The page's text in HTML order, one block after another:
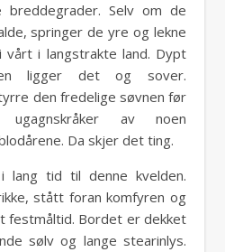
breddegrader. Selv om de
springer de yre og lekne
i langstrakte land. Dypt
ligger det og sover.
den fredelige søvnen før
av noen
Da skjer det ting.
lang tid til denne kvelden.
stått foran komfyren og
festmåltid. Bordet er dekket
sølv og lange stearinlys.